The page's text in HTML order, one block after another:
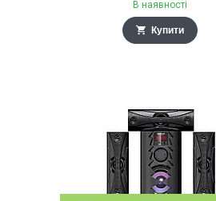
В наявності
Купити